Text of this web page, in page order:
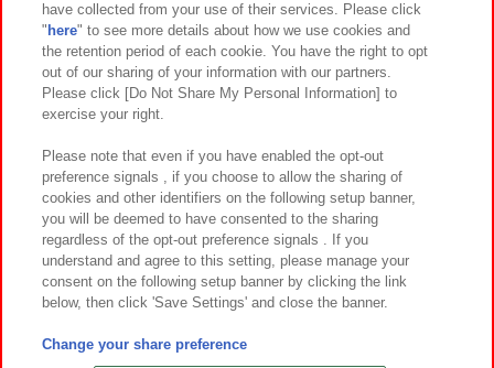
関連会社 サステナビリティ サイトポリシー
プライバシーポリシー ウェブアクセシビリティ方針と検証結果
お取引先さまとともに
カスタマーハラスメント対応方針 よくあるご質問・お問い合わせ
©Bandai Namco Amusement Inc.
©Bandai Namco Amusement Lab Inc.
have collected from your use of their services. Please click
" here" to see more details about how we use cookies and
the retention period of each cookie. You have the right to opt
out of our sharing of your information with our partners.
Please click [Do Not Share My Personal Information] to
exercise your right.
Please note that even if you have enabled the opt-out
preference signals , if you choose to allow the sharing of
cookies and other identifiers on the following setup banner,
you will be deemed to have consented to the sharing
regardless of the opt-out preference signals . If you
understand and agree to this setting, please manage your
consent on the following setup banner by clicking the link
below, then click 'Save Settings' and close the banner.
Change your share preference